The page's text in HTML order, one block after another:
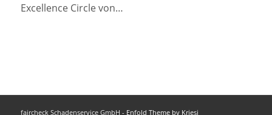
Excellence Circle von…
faircheck Schadenservice GmbH - Enfold Theme by Kriesi